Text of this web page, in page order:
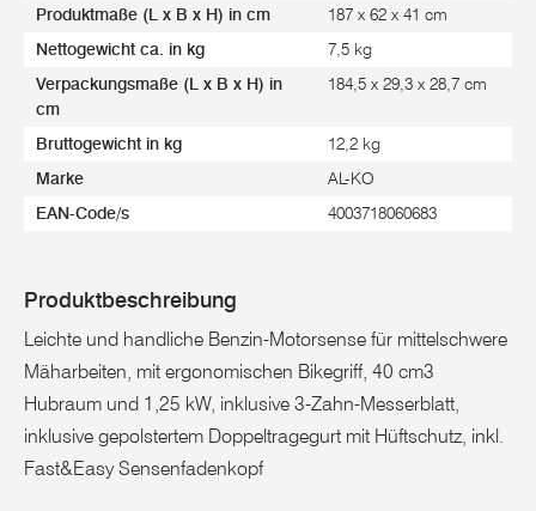
Produktmaße (L x B x H) in cm 187 x 62 x 41 cm
Nettogewicht ca. in kg 7,5 kg
Verpackungsmaße (L x B x H) in
cm
184,5 x 29,3 x 28,7 cm
Bruttogewicht in kg 12,2 kg
Marke AL-KO
EAN-Code/s 4003718060683
Produktbeschreibung
Leichte und handliche Benzin-Motorsense für mittelschwere
Mäharbeiten, mit ergonomischen Bikegriff, 40 cm3
Hubraum und 1,25 kW, inklusive 3-Zahn-Messerblatt,
inklusive gepolstertem Doppeltragegurt mit Hüftschutz, inkl.
Fast&Easy Sensenfadenkopf